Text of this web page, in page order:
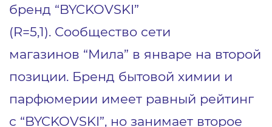
бренд “BYCKOVSKI”
(R=5,1). Сообщество сети
магазинов “Мила” в январе на второй
позиции. Бренд бытовой химии и
парфюмерии имеет равный рейтинг
с “BYCKOVSKI”, но занимает второе